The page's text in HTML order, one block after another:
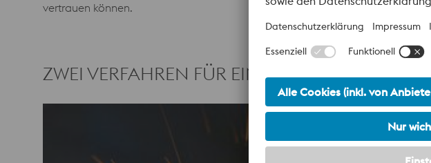
vertrauen können.
ZWEI VERFAHREN FÜR EINE PERFEKTE LÖSUNG